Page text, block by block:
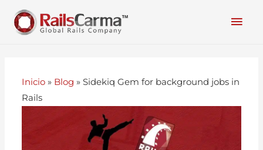
Inicio » Blog »Sidekiq Gem for background jobs in
Rails